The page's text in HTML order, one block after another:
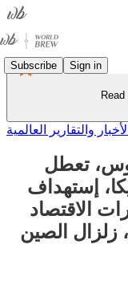
Subscribe Sign in
الأخبار والتقارير العالمية
تعطل
إستهداف
الاقتصاد
زلزال الصين